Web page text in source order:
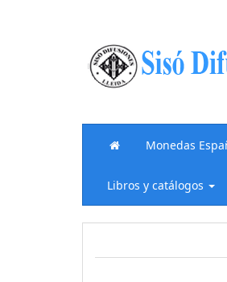
Monedas
Libros y catálogos